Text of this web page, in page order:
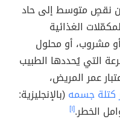
نقصٍ متوسط إلى حاد
الغذائية
مشروب، أو محلول
التي يُحددها الطبيب
عمر المريض،
كتلة جسمه(بالإنجليزية:
[١]